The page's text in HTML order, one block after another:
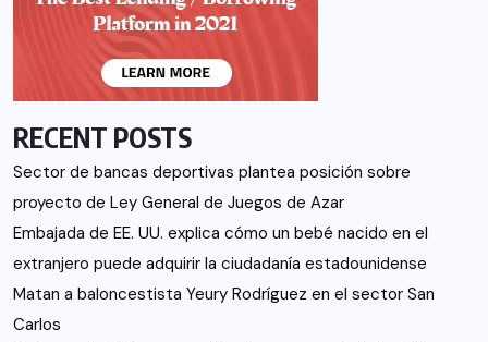
RECENT POSTS
Sector de bancas deportivas plantea posición sobre
proyecto de Ley General de Juegos de Azar
Embajada de EE. UU. explica cómo un bebé nacido en el
extranjero puede adquirir la ciudadanía estadounidense
Matan a baloncestista Yeury Rodríguez en el sector San
Carlos